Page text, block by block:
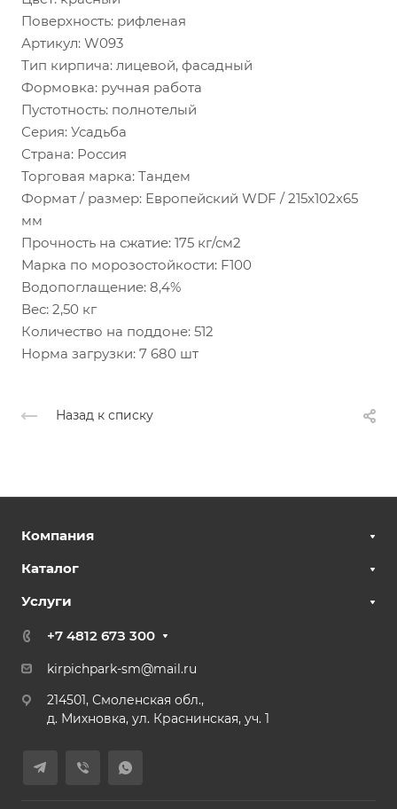
Поверхность: рифленая
Артикул: W093
Тип кирпича: лицевой, фасадный
Формовка: ручная работа
Пустотность: полнотелый
Серия: Усадьба
Страна: Россия
Торговая марка: Тандем
Формат / размер: Европейский WDF / 215х102х65
мм
Прочность на сжатие: 175 кг/см2
Марка по морозостойкости: F100
Водопоглащение: 8,4%
Вес: 2,50 кг
Количество на поддоне: 512
Норма загрузки: 7 680 шт
Назад к списку
Компания
Каталог
Услуги
+7 4812 67З 300
kirpichpark-sm@mail.ru
214501, Смоленская обл.,
д. Михновка, ул. Краснинская, уч. 1